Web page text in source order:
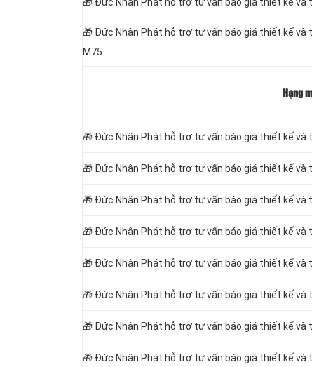
🎁 Đức Nhân Phát hỗ trợ tư vấn báo giá thiết kế
M75
Hạng
🎁 Đức Nhân Phát hỗ trợ tư vấn báo giá thiết kế và
🎁 Đức Nhân Phát hỗ trợ tư vấn báo giá thiết kế
🎁 Đức Nhân Phát hỗ trợ tư vấn báo giá thiết kế
🎁 Đức Nhân Phát hỗ trợ tư vấn báo giá thiết kế
🎁 Đức Nhân Phát hỗ trợ tư vấn báo giá thiết kế
🎁 Đức Nhân Phát hỗ trợ tư vấn báo giá thiết kế
🎁 Đức Nhân Phát hỗ trợ tư vấn báo giá thiết kế
🎁 Đức Nhân Phát hỗ trợ tư vấn báo giá thiết kế